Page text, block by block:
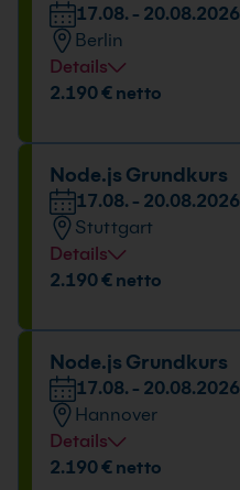
17.08. - 20.08.2026
Berlin
Details
Veranstaltungsort
Datum und Uhrzeit
17.08. - 20.08.2026
09:00 - 16:00 Uhr
2.190 € netto
Node.js Grundkurs
17.08. - 20.08.2026
Stuttgart
Details
Veranstaltungsort
Datum und Uhrzeit
17.08. - 20.08.2026
09:00 - 16:00 Uhr
2.190 € netto
Node.js Grundkurs
17.08. - 20.08.2026
Hannover
Details
Veranstaltungsort
2.190 € netto